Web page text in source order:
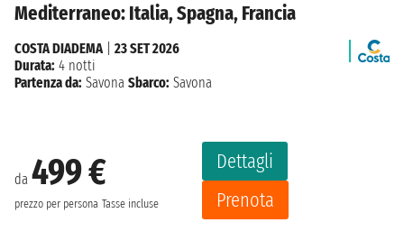
Mediterraneo: Italia, Spagna, Francia
da 499 €
prezzo per persona Tasse incluse
Dettagli
Prenota
COSTA DIADEMA| 23 SET 2026
Durata: 4 notti
Partenza da: Savona Sbarco: Savona